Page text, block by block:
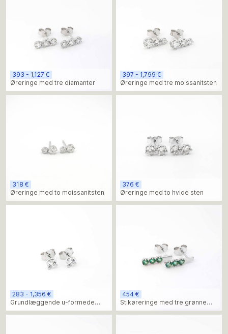
393 - 1,127 €
Øreringe med tre diamanter
397 - 1,799 €
Øreringe med tre moissanitsten
318 €
Øreringe med to moissanitsten
376 €
Øreringe med to hvide sten
283 - 1,356 €
Grundlæggende u-formede
knopper
454 €
Stikøreringe med tre grønne
topassten